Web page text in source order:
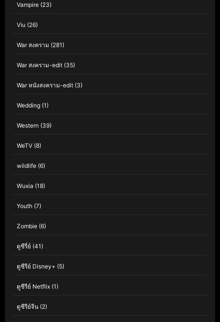
Vampire (23)
Viu (26)
War สงคราม (281)
War สงคราม-edit (35)
War หนังสงคราม-edit (3)
Wedding (1)
Western (39)
WeTV (8)
wildlife (6)
Wuxia (18)
Youth (7)
Zombie (6)
ดูซีรี่ย์ (41)
ดูซีรีย์ Disney+ (5)
ดูซีรีย์ Netflix (1)
ดูซีรีย์จีน (2)